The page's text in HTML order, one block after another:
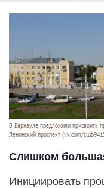
В Барнауле предложили присвоить
Ленинский проспект (vk.com/
Слишком
Инициировать